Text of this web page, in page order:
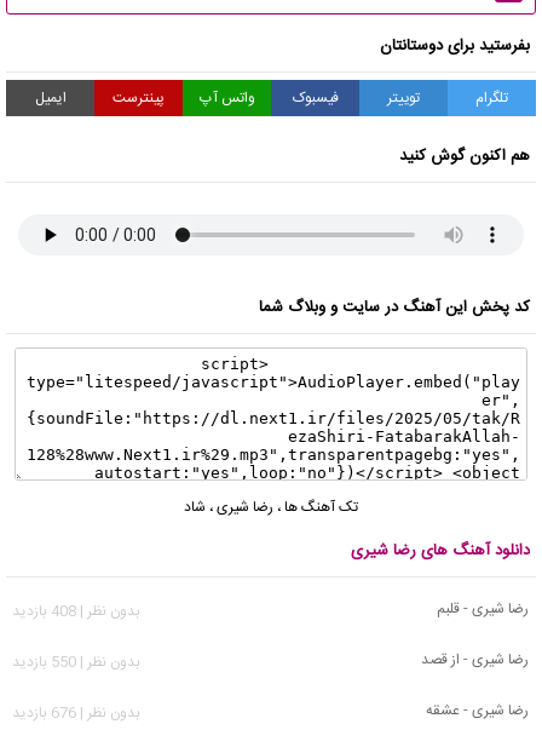
بفرستید برای دوستانتان
تلگرام توییتر فیسبوک واتس آپ پینترست ایمیل
هم اکنون گوش کنید
کد پخش این آهنگ در سایت و وبلاگ شما
تک آهنگ ها، رضا شیری، شاد
دانلود آهنگ های رضا شیری
رضا شیری - قلبم
بدون نظر | 408 بازدید
رضا شیری - از قصد
بدون نظر | 550 بازدید
رضا شیری - عشقه
بدون نظر | 676 بازدید